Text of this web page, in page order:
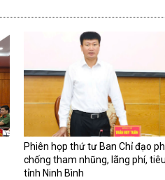
Phiên họp thứ tư Ban Chỉ đạo
chống tham nhũng, lãng phí,
tỉnh Ninh Bình